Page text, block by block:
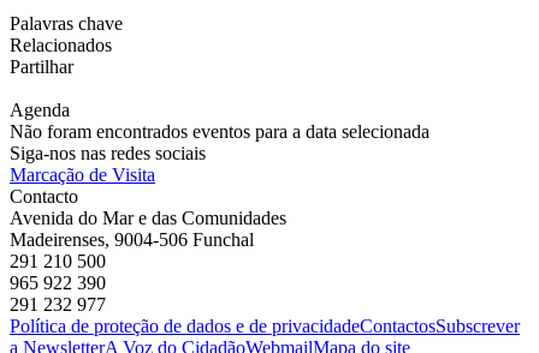
Palavras chave
Relacionados
Partilhar
Agenda
Não foram encontrados eventos para a data selecionada
Siga-nos nas redes sociais
Marcação de Visita
Contacto
Avenida do Mar e das Comunidades
Madeirenses, 9004-506 Funchal
291 210 500
965 922 390
291 232 977
Política de proteção de dados e de privacidadeContactosSubscrever
a NewsletterA Voz do CidadãoWebmailMapa do site